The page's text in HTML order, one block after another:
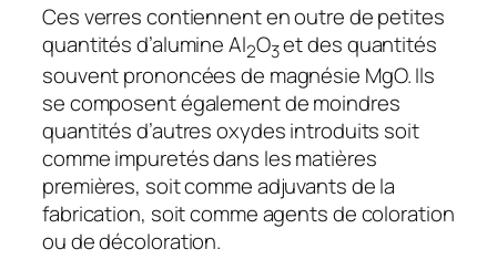
Ces verres contiennent en outre de petites
quantités d’alumine Al2O3et des quantités
souvent prononcées de magnésie MgO. Ils
se composent également de moindres
quantités d’autres oxydes introduits soit
comme impuretés dans les matières
premières, soit comme adjuvants de la
fabrication, soit comme agents de coloration
ou de décoloration.